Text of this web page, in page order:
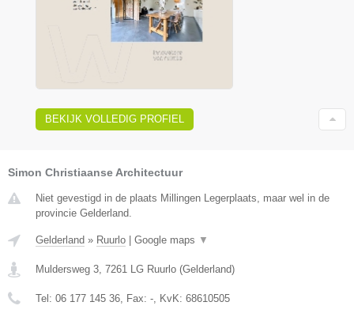
BEKIJK VOLLEDIG PROFIEL
Simon Christiaanse Architectuur
Niet gevestigd in de plaats Millingen Legerplaats, maar wel in de
provincie Gelderland.
Gelderland » Ruurlo Google maps ▼
Muldersweg 3, 7261 LG Ruurlo (Gelderland)
Tel: 06 177 145 36, Fax: -, KvK: 68610505